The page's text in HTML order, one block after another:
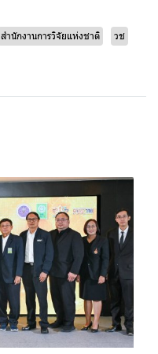
สำนักงานการวิจัยแห่งชาติ
วช